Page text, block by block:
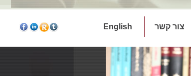
צור קשר English